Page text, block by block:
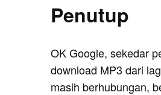
Penutup
OK Google, sekedar
download MP3 dari
masih berhubungan,